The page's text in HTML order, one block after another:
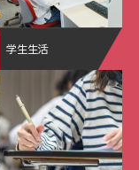
学生生活